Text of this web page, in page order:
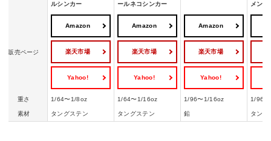
ルシンカー
ールネコシンカー
メント
販売ページ
Amazon
楽天市場
Yahoo!
Amazon
楽天市場
Yahoo!
Amazon
楽天市場
Yahoo!
重さ 1/64〜1/8oz 1/64〜1/16oz 1/96〜1/16oz 1/96
素材 タングステン タングステン 鉛 タング